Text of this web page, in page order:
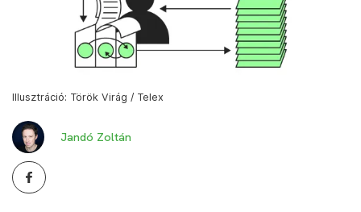
Illusztráció: Török Virág / Telex
Jandó Zoltán